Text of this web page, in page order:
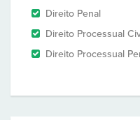
Direito Penal
Direito Processual
Direito Processual